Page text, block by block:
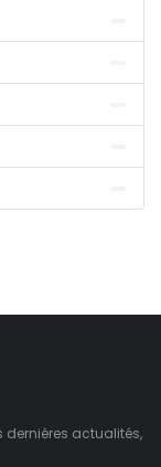
dernières actualités,